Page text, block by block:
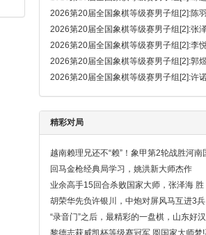
精彩对局
回马金枪经典局学习，姚洪新大师杰作
胡荣华先负许银川，中炮对屏风马互进3兵